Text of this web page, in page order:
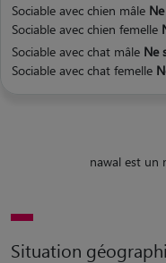
Sociable avec chien mâle
Sociable avec chien femelle
Sociable avec chat mâle Ne
Sociable avec chat femelle
nawal est un
Situation